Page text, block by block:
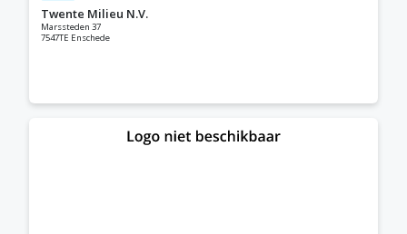
Twente Milieu N.V.
Marssteden 37
7547TE Enschede